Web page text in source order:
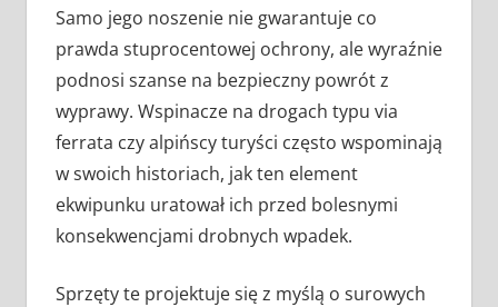
Samo jego noszenie nie gwarantuje co
prawda stuprocentowej ochrony, ale wyraźnie
podnosi szanse na bezpieczny powrót z
wyprawy. Wspinacze na drogach typu via
ferrata czy alpińscy turyści często wspominają
w swoich historiach, jak ten element
ekwipunku uratował ich przed bolesnymi
konsekwencjami drobnych wpadek.
Sprzęty te projektuje się z myślą o surowych